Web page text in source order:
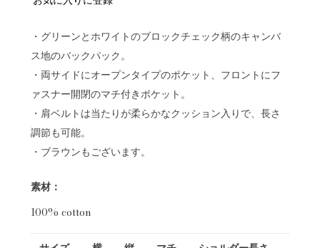
・グリーンとホワイトのブロックチェック柄のキャンバ
ス地のバックパック。
・両サイドにオープンタイプのポケット、フロントにフ
ァスナー開閉のマチ付きポケット。
・肩ベルトは当たりが柔らかなクッション入りで、長さ
調節も可能。
・ブラウンもございます。
素材：
100% cotton